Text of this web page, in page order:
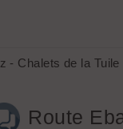
- Chalets de la Tuile
Route